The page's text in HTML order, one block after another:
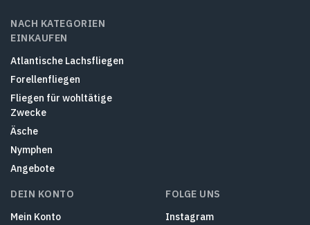
NACH KATEGORIEN
EINKAUFEN
Atlantische Lachsfliegen
Forellenfliegen
Fliegen für wohltätige
Zwecke
Äsche
Nymphen
Angebote
DEIN KONTO
Mein Konto
FOLGE UNS
Instagram